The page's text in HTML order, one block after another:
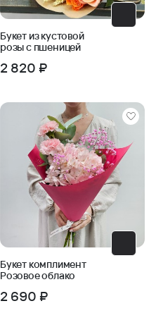
Букет из кустовой
розы с пшеницей
2 820 ₽
Букет комплимент
Розовое облако
2 690 ₽